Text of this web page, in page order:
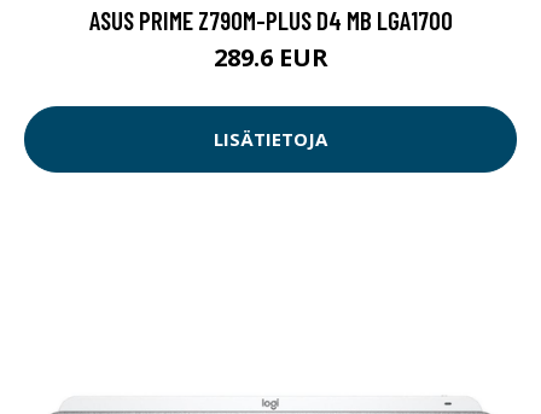
ASUS PRIME Z790M-PLUS D4 MB LGA1700
289.6 EUR
LISÄTIETOJA